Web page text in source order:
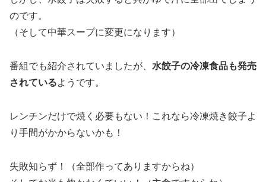
のです。
（そして中華スープに変更になります）
番組でも紹介されていましたが、 水餃子の冷凍食品も発売
されているようです。
レンチンだけで焼く必要もない！これなら冷凍焼き餃子よ
り手間がかからないかも！
失敗知らず！（全部作ってありますからね）